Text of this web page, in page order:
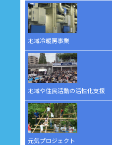
地域冷暖房事業
地域や住民活動の活性化支援
元気プロジェクト